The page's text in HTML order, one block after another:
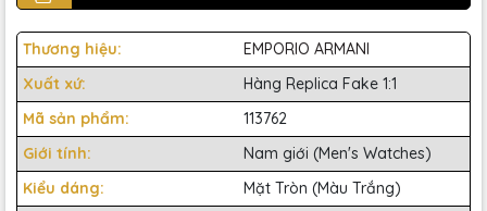
Thương hiệu:
EMPORIO ARMANI
Xuất xứ:
Hàng Replica Fake 1:1
Mã sản phẩm:
113762
Giới tính:
Nam giới (Men's Watches)
Kiểu dáng:
Mặt Tròn (Màu Trắng)